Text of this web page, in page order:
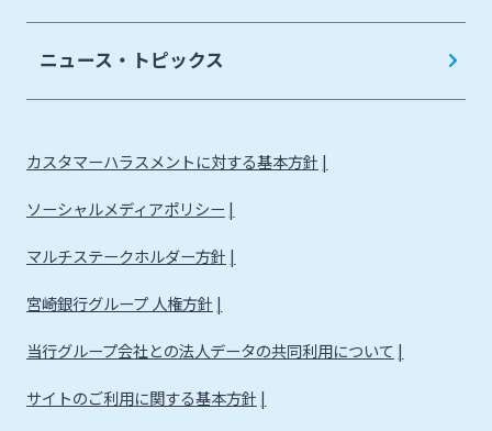
ニュース・トピックス
カスタマーハラスメントに対する基本方針
ソーシャルメディアポリシー
マルチステークホルダー方針
宮崎銀行グループ 人権方針
当行グループ会社との法人データの共同利用について
サイトのご利用に関する基本方針